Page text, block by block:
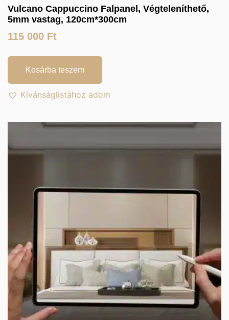
Vulcano Cappuccino Falpanel, Végteleníthető,
5mm vastag, 120cm*300cm
115 000 Ft
Kosárba teszem
Kívánságlistához adom